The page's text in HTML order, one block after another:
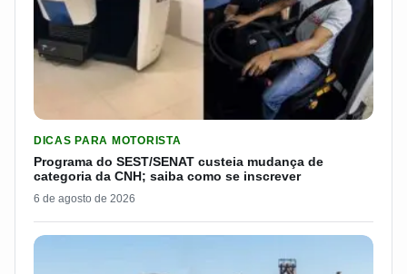
DICAS PARA MOTORISTA
Programa do SEST/SENAT custeia mudança de
categoria da CNH; saiba como se inscrever
6 de agosto de 2026